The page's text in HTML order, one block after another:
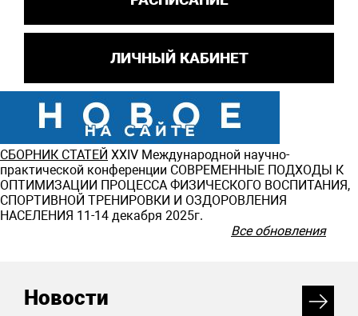
ЛИЧНЫЙ КАБИНЕТ
СБОРНИК СТАТЕЙ ХXIV Международной научно-
практической конференции СОВРЕМЕННЫЕ ПОДХОДЫ К
ОПТИМИЗАЦИИ ПРОЦЕССА ФИЗИЧЕСКОГО ВОСПИТАНИЯ,
СПОРТИВНОЙ ТРЕНИРОВКИ И ОЗДОРОВЛЕНИЯ
НАСЕЛЕНИЯ 11-14 декабря 2025г.
Все обновления
Новости